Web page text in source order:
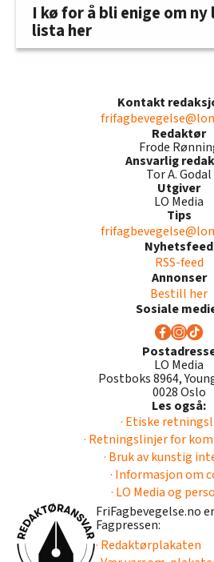
I kø for å bli enige om ny
lista her
Kontakt
Redaktør
Frode
Ansvarlig
Tor A. Godal
Utgiver
LO Media
Tips
Nyhetsfeed
RSS-feed
Annonser
Bestill her
Sosiale
LO Media
Postboks 8964,
0028 Oslo
Les også:
· Etiske
· Retningslinjer for
· Bruk av kunstig
· Informasjon om
· LO Media og
FriFagbevegelse.no
Fagpressen:
· Redaktørplakaten